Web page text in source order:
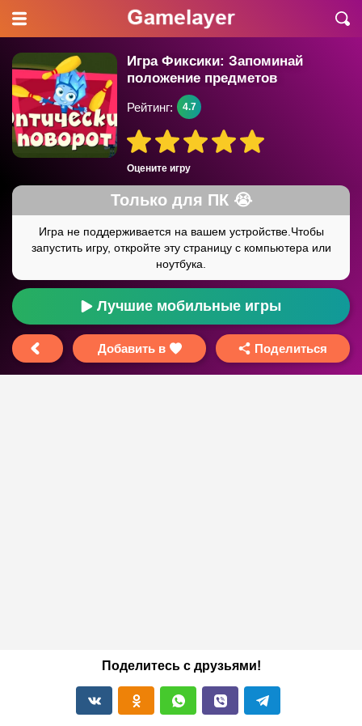
Игра Фиксики: Запоминай
положение предметов
Оцените игру
Рейтинг: 4.7
Лучшие мобильные игры
Добавить в Поделиться
Поделитесь с друзьями!